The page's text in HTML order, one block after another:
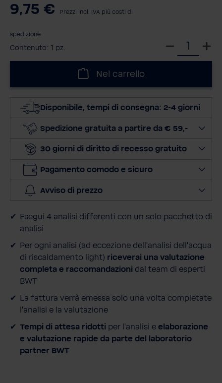
9,75 € Prezzi incl. IVA più costi di
spedizione
Contenuto: 1 pz.
z
n
l
q
t
t
à
Nel carrello
Disponibile, tempi di consegna: 2-4 giorni
Spedizione gratuita a partire da € 59,-
30 giorni di diritto di recesso gratuito
Pagamento comodo e sicuro
Avviso di prezzo
Esegui 4 analisi differenti con un solo pacchetto di
analisi
Per ogni analisi (ad eccezione dell’analisi dell’acqua
di riscaldamento light) riceverai una valutazione
completa e raccomandazioni dal team di esperti
BWT
La fattura verrà emessa solo una volta completate
l’analisi e la valutazione
Tempi di attesa ridotti per l’analisi e elaborazione
e valutazione rapide da parte del laboratorio
partner BWT